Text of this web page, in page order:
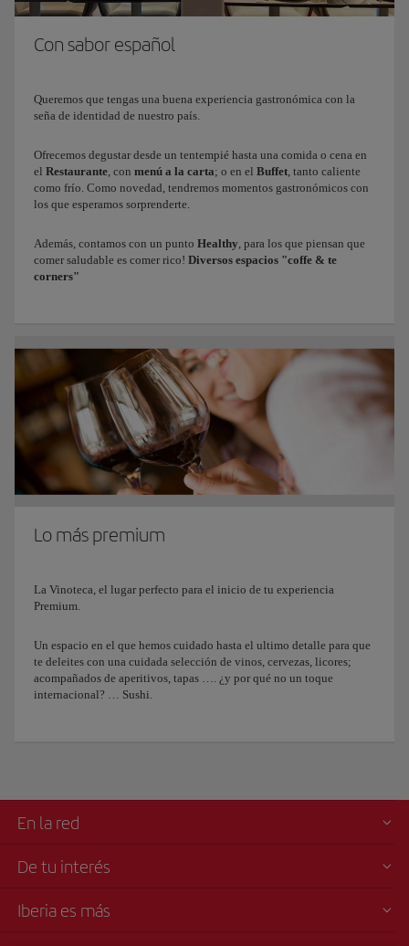
Con sabor español
Queremos que tengas una buena experiencia gastronómica con la
seña de identidad de nuestro país.
Ofrecemos degustar desde un tentempié hasta una comida o cena en
el Restaurante , con menú a la carta; o en el Buffet , tanto caliente
como frío. Como novedad, tendremos momentos gastronómicos con
los que esperamos sorprenderte.
Además, contamos con un punto Healthy , para los que piensan que
comer saludable es comer rico! Diversos espacios "coffe & te
corners"
Lo más premium
La Vinoteca, el lugar perfecto para el inicio de tu experiencia
Premium.
Un espacio en el que hemos cuidado hasta el ultimo detalle para que
te deleites con una cuidada selección de vinos, cervezas, licores;
acompañados de aperitivos, tapas …. ¿y por qué no un toque
internacional? … Sushi.
En la red
De tu interés
Iberia es más